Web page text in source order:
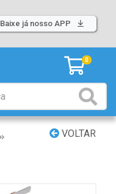
Baixe já nosso APP
0
VOLTAR